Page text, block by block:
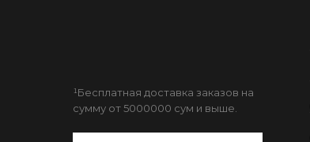
¹Бесплатная доставка заказов на
сумму от 5000000 сум и выше.